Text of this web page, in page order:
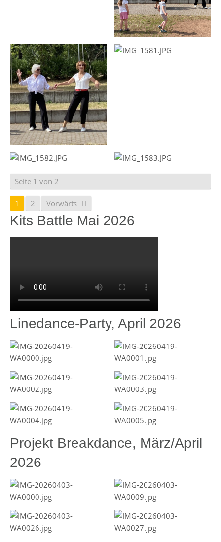
Seite 1 von 2
1 2 Vorwärts
Kits Battle Mai 2026
Linedance-Party, April 2026
Projekt Breakdance, März/April
2026